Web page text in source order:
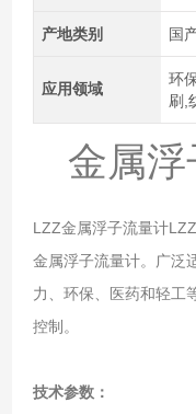
产地类别 国
应用领域
环
刷,
金属
LZZ金属浮子流量计
金属浮子流量计。广泛
力、环保、医药和轻工
控制。
技术参数：